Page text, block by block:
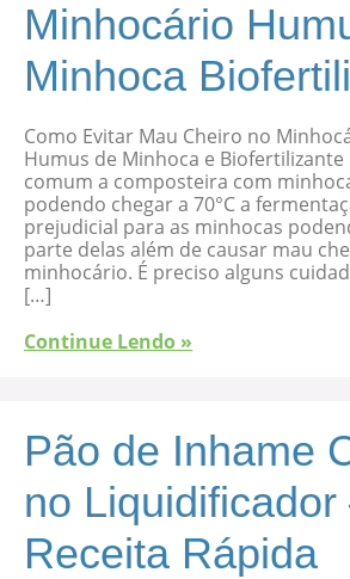
Minhocário
Minhoca
Como Evitar Mau Cheiro no
Humus de Minhoca e Biofertilizante
comum a composteira com
podendo chegar a 70°C a
prejudicial para as minhocas
parte delas além de causar mau
minhocário. É preciso alguns
[…]
Continue Lendo »
Pão de Inhame
no Liquidificador
Receita Rápida